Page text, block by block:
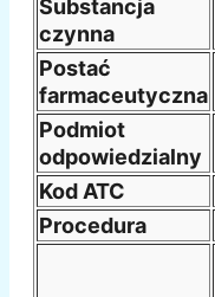
Substancja
czynna
Postać
farmaceutyczna
Podmiot
odpowiedzialny
Kod ATC
Procedura